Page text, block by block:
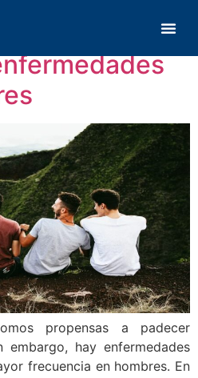
2019
propensas a padecer
embargo, hay enfermedades
frecuencia en hombres. En